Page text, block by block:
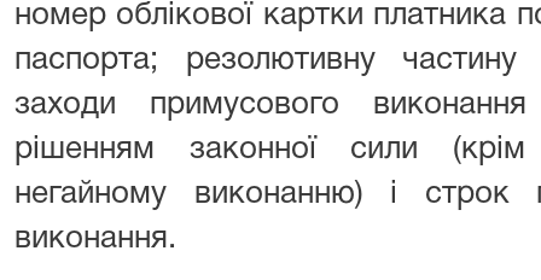
номер облікової картки платника
паспорта; резолютивну
заходи примусового
рішенням законної сили
негайному виконанню) і строк
виконання.